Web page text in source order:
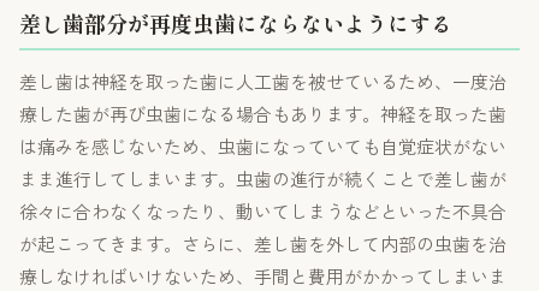
差し歯部分が再度虫歯にならないようにする
差し歯は神経を取った歯に人工歯を被せているため、一度治
療した歯が再び虫歯になる場合もあります。神経を取った歯
は痛みを感じないため、虫歯になっていても自覚症状がない
まま進行してしまいます。虫歯の進行が続くことで差し歯が
徐々に合わなくなったり、動いてしまうなどといった不具合
が起こってきます。さらに、差し歯を外して内部の虫歯を治
療しなければいけないため、手間と費用がかかってしまいま